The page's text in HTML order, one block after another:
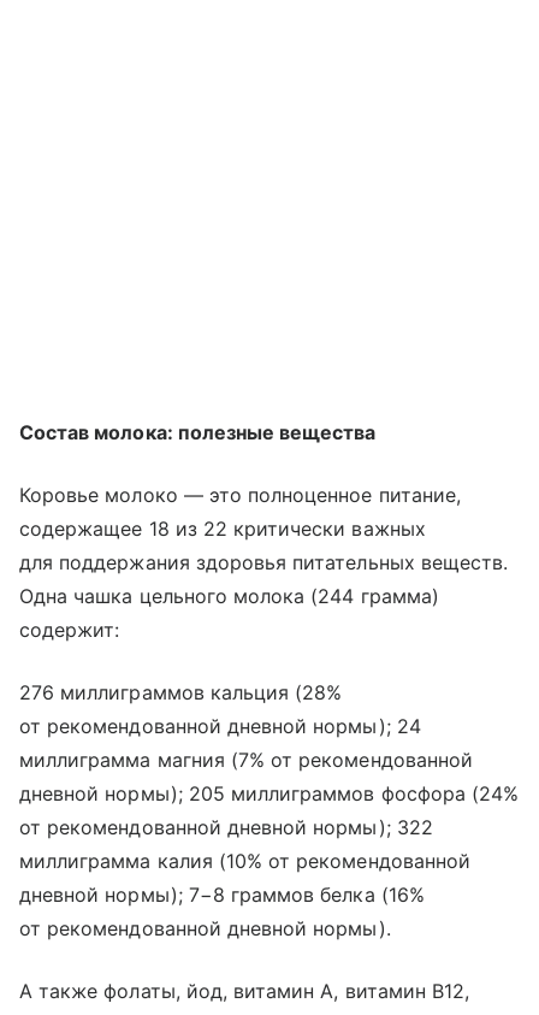
Состав молока: полезные вещества
Коровье молоко — это полноценное питание,
содержащее 18 из 22 критически важных
для поддержания здоровья питательных веществ.
Одна чашка цельного молока (244 грамма)
содержит:
276 миллиграммов кальция (28%
от рекомендованной дневной нормы); 24
миллиграмма магния (7% от рекомендованной
дневной нормы); 205 миллиграммов фосфора (24%
от рекомендованной дневной нормы); 322
миллиграмма калия (10% от рекомендованной
дневной нормы); 7−8 граммов белка (16%
от рекомендованной дневной нормы).
А также фолаты, йод, витамин А, витамин В12,